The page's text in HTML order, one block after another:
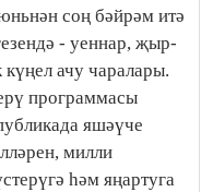
соң бәйрәм итә
- уеннар, җыр-
ачу чаралары.
программасы
яшәүче
милли
һәм яңартуга